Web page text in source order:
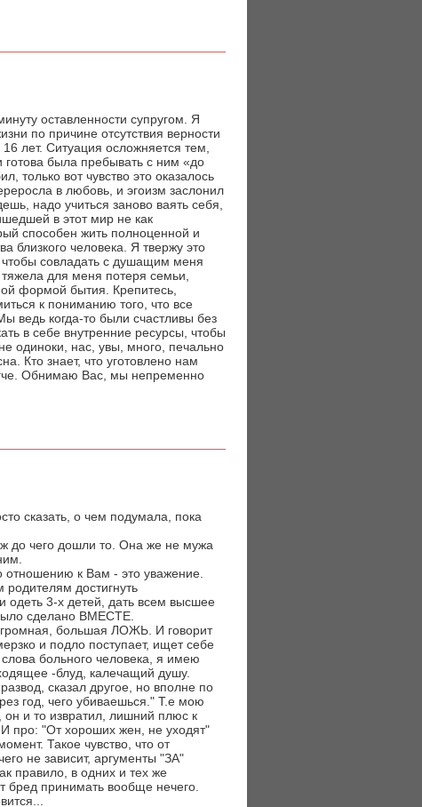
оставленности супругом. Я
по причине отсутствия верности
лет. Ситуация осложняется тем,
готова была пребывать с ним «до
только вот чувство это оказалось
в любовь, и эгоизм заслонил
надо учиться заново ваять себя,
в этот мир не как
способен жить полноценной и
близкого человека. Я твержу это
чтобы совладать с душащим меня
для меня потеря семьи,
формой бытия. Крепитесь,
к пониманию того, что все
ведь когда-то были счастливы без
в себе внутренние ресурсы, чтобы
одиноки, нас, увы, много, печально
Кто знает, что уготовлено нам
Обнимаю Вас, мы непременно
сказать, о чем подумала, пока
до чего дошли то. Она же не мужа
отношению к Вам - это уважение.
достигнуть
одеть 3-х детей, дать всем высшее
сделано ВМЕСТЕ.
большая ЛОЖЬ. И говорит
и подло поступает, ищет себе
больного человека, я имею
-блуд, калечащий душу.
сказал другое, но вполне по
год, чего убиваешься." Т.е мою
он и то извратил, лишний плюс к
про: "От хороших жен, не уходят"
Такое чувство, что от
не зависит, аргументы "ЗА"
правило, в одних и тех же
бред принимать вообще нечего.